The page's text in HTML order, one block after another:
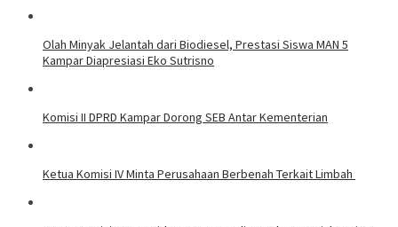
Olah Minyak Jelantah dari Biodiesel, Prestasi Siswa MAN 5
Kampar Diapresiasi Eko Sutrisno
Komisi II DPRD Kampar Dorong SEB Antar Kementerian
Ketua Komisi IV Minta Perusahaan Berbenah Terkait Limbah